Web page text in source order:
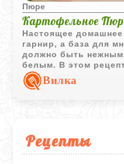
Рецепты
Пюре
Картофельное
Настоящее
гарнир, а база для
должно быть
белым. В этом
классике немного
виде хрустящих
ароматным. Если
кислинки, а если вы
использовать это
Вилка